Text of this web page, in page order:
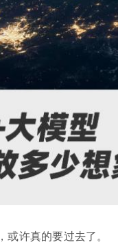
或许真的要过去了。